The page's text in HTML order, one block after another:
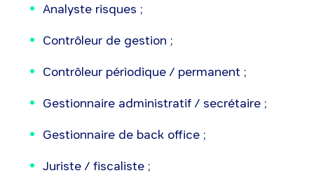
Analyste risques ;
Contrôleur de gestion ;
Contrôleur périodique / permanent ;
Gestionnaire administratif / secrétaire ;
Gestionnaire de back office ;
Juriste / fiscaliste ;